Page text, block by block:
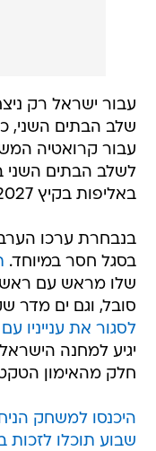
עבור ישראל רק
שלב הבתים השני,
עבור קרואטיה
לשלב הבתים השני
באליפות בקיץ 2027.
בנבחרת ערכו
בסגל חסר במיוחד.
שלו מראש עם
סובל, וגם ים מדר
לסגור את ענייניו
יגיע למחנה
חלק מהאימון
היכנסו למשחק
שבוע תוכלו לזכות